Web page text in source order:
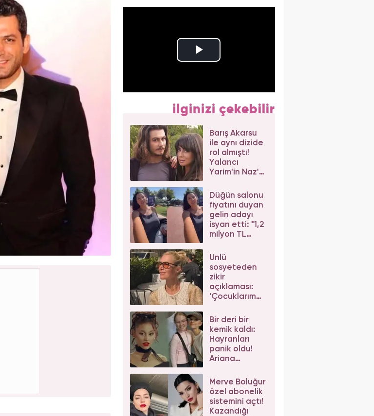
ilginizi çekebilir
Barış Akarsu
ile aynı dizide
rol almıştı!
Yalancı
Yarim'in Naz'ı
beğeni yağdı
Düğün salonu
fiyatını duyan
gelin adayı
isyan etti: "1,2
milyon TL
Ünlü
sosyeteden
zikir
açıklaması:
'Çocuklarım
diyerek gelen
eleştirilere
yanıt verdi
Bir deri bir
kemik kaldı:
Hayranları
panik oldu!
Ariana
son hali
korkuttu
Merve Boluğur
özel abonelik
sistemini açtı!
Kazandığı